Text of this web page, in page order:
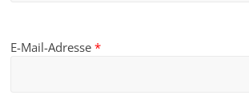
E-Mail-Adresse*